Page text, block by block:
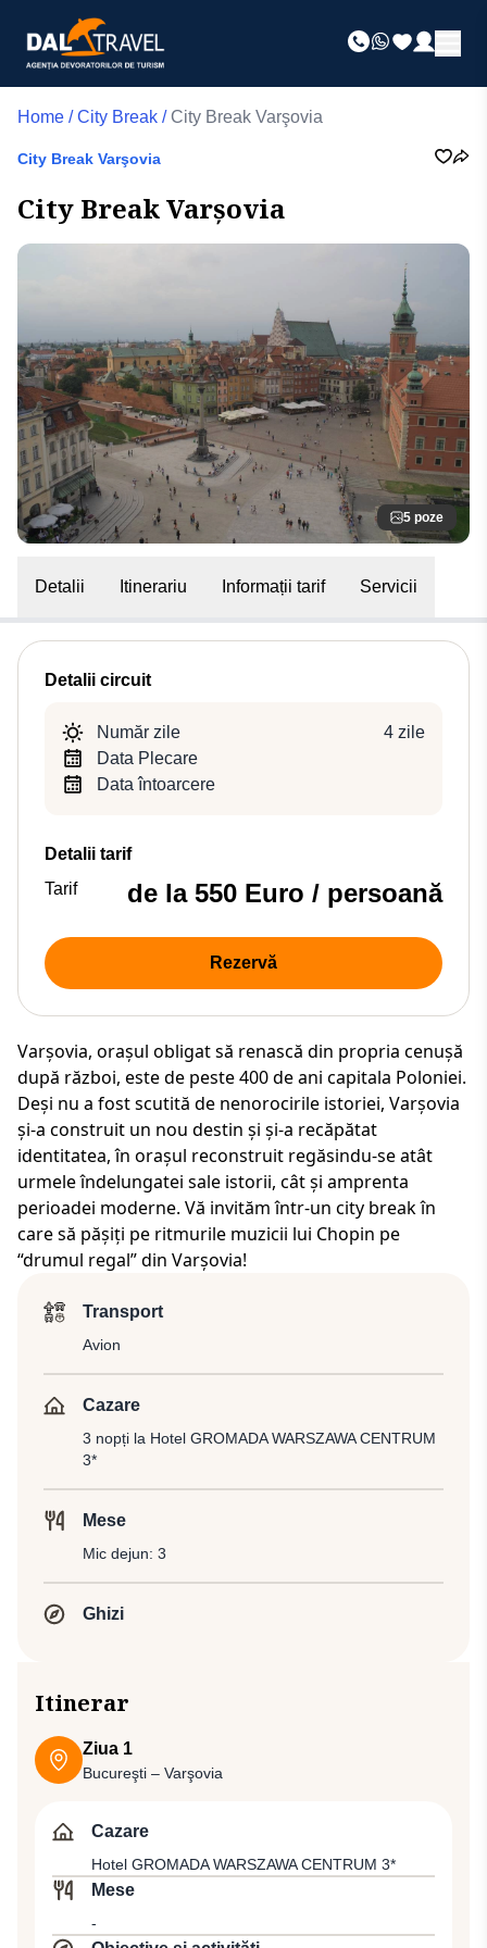
Home / City Break / City Break Varşovia
City Break Varşovia
City Break Varşovia
5 poze
Detalii Itinerariu Informații tarif Servicii
Varşovia, orașul obligat să renască din propria cenușă
după război, este de peste 400 de ani capitala Poloniei.
Deși nu a fost scutită de nenorocirile istoriei, Varșovia
și-a construit un nou destin și și-a recăpătat
identitatea, în orașul reconstruit regăsindu-se atât
urmele îndelungatei sale istorii, cât și amprenta
perioadei moderne. Vă invităm într-un city break în
care să pășiți pe ritmurile muzicii lui Chopin pe
“drumul regal” din Varșovia!
Transport
Avion
Cazare
3 nopți la Hotel GROMADA WARSZAWA CENTRUM
3*
Mese
Mic dejun: 3
Ghizi
Itinerar
Ziua 1
Bucureşti – Varşovia
Cazare
Hotel GROMADA WARSZAWA CENTRUM 3*
Mese
-
Detalii circuit
Număr zile
4 zile
Data Plecare
Data întoarcere
Detalii tarif
Tarif
de la 550 Euro / persoană
Rezervă